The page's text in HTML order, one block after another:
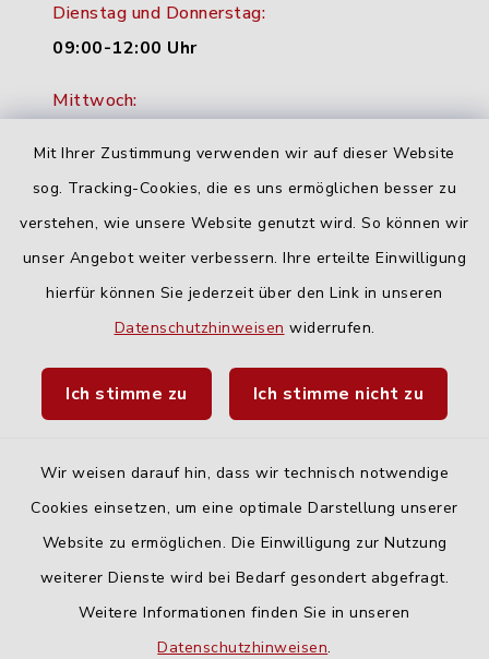
Mit Ihrer Zustimmung verwenden wir auf dieser Website
sog. Tracking-Cookies, die es uns ermöglichen besser zu
verstehen, wie unsere Website genutzt wird. So können wir
unser Angebot weiter verbessern. Ihre erteilte Einwilligung
hierfür können Sie jederzeit über den Link in unseren
Datenschutzhinweisen widerrufen.
Ich stimme zu Ich stimme nicht zu
Wir weisen darauf hin, dass wir technisch notwendige
Cookies einsetzen, um eine optimale Darstellung unserer
Website zu ermöglichen. Die Einwilligung zur Nutzung
weiterer Dienste wird bei Bedarf gesondert abgefragt.
Weitere Informationen finden Sie in unseren
Datenschutzhinweisen.
Dienstag und Donnerstag:
09:00-12:00 Uhr
Mittwoch:
Freitag:
geschlossen
Quicklinks
Fahrplanauskunft DING
Barrierefreiheit